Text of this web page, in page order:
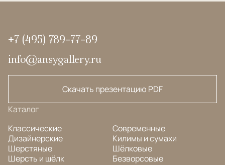
+7 (495) 789-77-89
info@ansygallery.ru
Скачать презентацию PDF
Каталог
Классические
Дизайнерские
Шерстяные
Шерсть и шёлк
Современные
Килимы и сумахи
Шёлковые
Безворсовые